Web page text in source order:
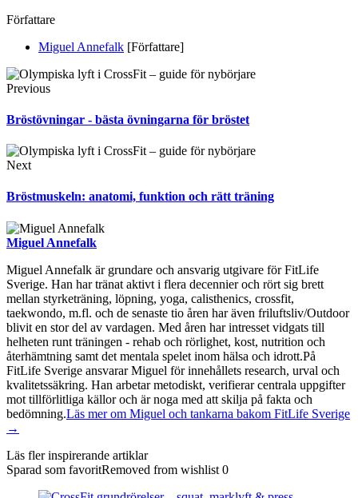
Författare
Miguel Annefalk [Författare]
Previous
Bröstövningar - bästa övningarna för bröstet
Next
Bröstmuskeln: anatomi, funktion och rätt träning
Miguel Annefalk
Miguel Annefalk är grundare och ansvarig utgivare för FitLife
Sverige. Han har tränat aktivt i flera decennier och rört sig brett
mellan styrketräning, löpning, yoga, calisthenics, crossfit,
taekwondo, m.fl. och de senaste tio åren har även friluftsliv/Outdoor
blivit en stor del av vardagen. Med åren har intresset vidgats till
helheten runt träningen - rehab och rörlighet, kost, nutrition och
återhämtning samt det mentala spelet inom hälsa och idrott.På
FitLife Sverige ansvarar Miguel för innehållets research, urval och
kvalitetssäkring. Han arbetar metodiskt, verifierar centrala uppgifter
mot tillförlitliga källor och är noga med att skilja på fakta och
bedömning.Läs mer om Miguel och tankarna bakom FitLife Sverige
→
Läs fler inspirerande artiklar
Sparad som favoritRemoved from wishlist 0